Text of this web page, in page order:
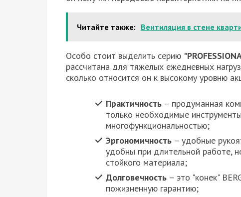
Читайте также: Вентиляция в стене
Особо стоит выделить серию
рассчитана для тяжелых ежедневных
сколько относится он к высокому уровню
Практичность – продуманная
только необходимые
многофункциональностью;
Эргономичность – удобные
удобны при длительной работе,
стойкого материала;
Долговечность – это "конек"
пожизненную гарантию;